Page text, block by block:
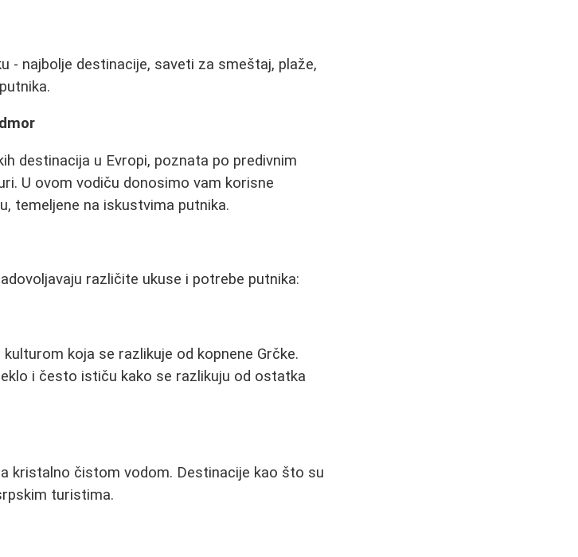
- najbolje destinacije, saveti za smeštaj, plaže,
destinacija u Evropi, poznata po predivnim
U ovom vodiču donosimo vam korisne
temeljene na iskustvima putnika.
različite ukuse i potrebe putnika:
koja se razlikuje od kopnene Grčke.
i često ističu kako se razlikuju od ostatka
kristalno čistom vodom. Destinacije kao što su
turistima.